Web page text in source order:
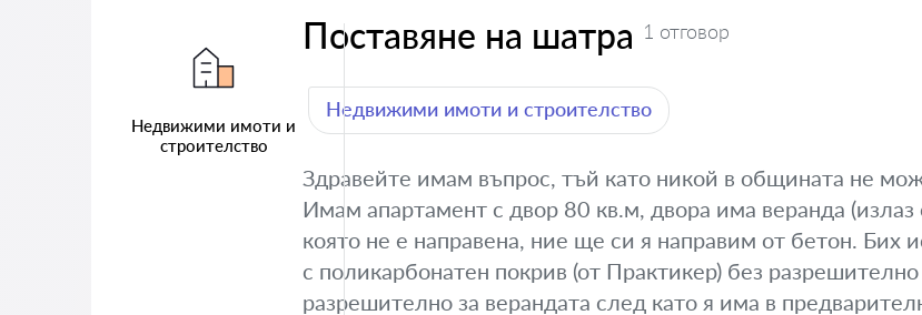
Недвижими имоти и
строителство
Поставяне на шатра 1 отговор
Недвижими имоти и строителство
Здравейте имам въпрос, тъй като никой в общината не
Имам апартамент с двор 80 кв.м, двора има веранда
която не е направена, ние ще си я направим от бетон. Бих
с поликарбонатен покрив (от Практикер) без
разрешително за верандата след като я има в